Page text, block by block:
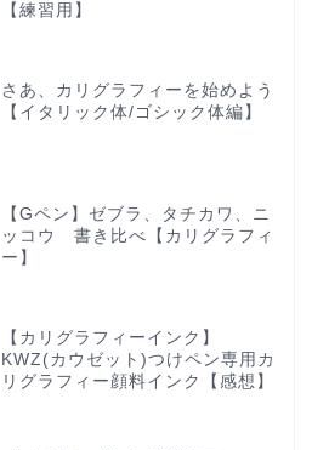
【練習用】
さあ、カリグラフィーを始めよう
【イタリック体/ゴシック体編】
【Gペン】ゼブラ、タチカワ、ニ
ッコウ 書き比べ【カリグラフィ
ー】
【カリグラフィーインク】
KWZ(カウゼット)つけペン専用カ
リグラフィー顔料インク【感想】